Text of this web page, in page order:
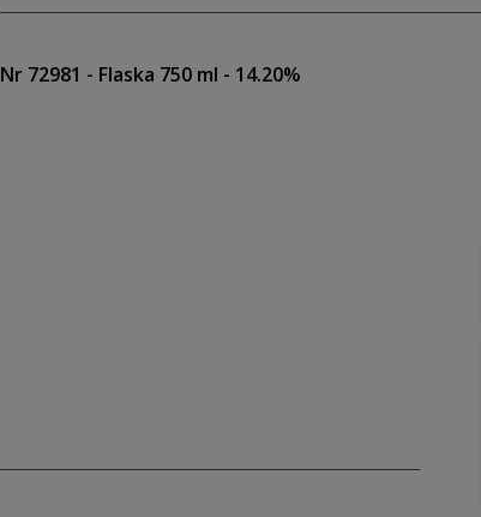
Nr 72981 - Flaska 750 ml - 14.20%